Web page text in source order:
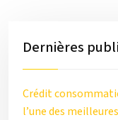
Dernières
Crédit
l’une des